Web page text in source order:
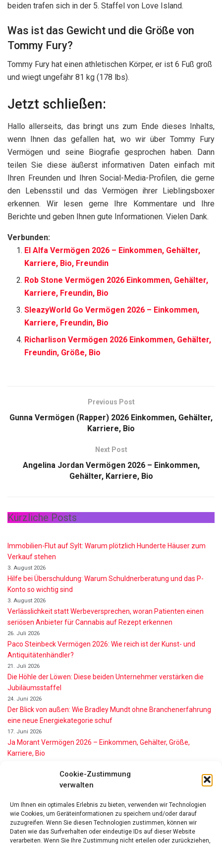
Cookie-Zustimmung
verwalten
Um Ihnen ein optimales Erlebnis zu bieten, verwenden wir Technologien
wie Cookies, um Geräteinformationen zu speichern und/oder darauf
zuzugreifen. Wenn Sie diesen Technologien zustimmen, können wir
Daten wie das Surfverhalten oder eindeutige IDs auf dieser Website
verarbeiten. Wenn Sie Ihre Zustimmung nicht erteilen oder zurückziehen,
beiden trafen sich in der 5. Staffel von Love Island.
Was ist das Gewicht und die Größe von
Tommy Fury?
Tommy Fury hat einen athletischen Körper, er ist 6 Fuß groß
und wiegt ungefähr 81 kg (178 lbs).
Jetzt schließen:
Hallo allerseits, das bringt uns zum Ende dieses Inhalts,
wenn Ihnen das gefallen hat, wo wir über Tommy Fury
Vermögen und seine Biografie gesprochen haben. Dann
teilen Sie diese äußerst informativen Daten einfach mit
Ihren Freunden und Ihren Social-Media-Profilen, die gerne
den Lebensstil und das Vermögen ihrer Lieblingsboxer
erkennen. Wir lesen gerne Ihre Kommentare und Ihre
Berichte und geben Ihnen gute Informationen. Vielen Dank.
Verbunden:
El Alfa Vermögen 2026 – Einkommen, Gehälter,
Karriere, Bio, Freundin
Rob Stone Vermögen 2026 Einkommen, Gehälter,
Karriere, Freundin, Bio
SleazyWorld Go Vermögen 2026 – Einkommen,
Karriere, Freundin, Bio
Richarlison Vermögen 2026 Einkommen, Gehälter,
Freundin, Größe, Bio
Previous Post
Gunna Vermögen (Rapper) 2026 Einkommen, Gehälter,
Karriere, Bio
Next Post
Angelina Jordan Vermögen 2026 – Einkommen,
Gehälter, Karriere, Bio
Kürzliche Posts
Immobilien-Flut auf Sylt: Warum plötzlich Hunderte Häuser zum
Verkauf stehen
3. August 2026
Hilfe bei Überschuldung: Warum Schuldnerberatung und das P-
Konto so wichtig sind
3. August 2026
Verlässlichkeit statt Werbeversprechen, woran Patienten einen
seriösen Anbieter für Cannabis auf Rezept erkennen
26. Juli 2026
Paco Steinbeck Vermögen 2026: Wie reich ist der Kunst- und
Antiquitätenhändler?
21. Juli 2026
Die Höhle der Löwen: Diese beiden Unternehmer verstärken die
Jubiläumsstaffel
24. Juni 2026
Der Blick von außen: Wie Bradley Mundt ohne Branchenerfahrung
eine neue Energiekategorie schuf
17. Juni 2026
Ja Morant Vermögen 2026 – Einkommen, Gehälter, Größe,
Karriere, Bio
Alice Walton Vermögen 2026: So reich ist die Walmart-Erbin
wirklich
11. Juni 2026
Nino de Angelo Vermögen 2026 Wie Reich Ist Er?
9. Juni 2026